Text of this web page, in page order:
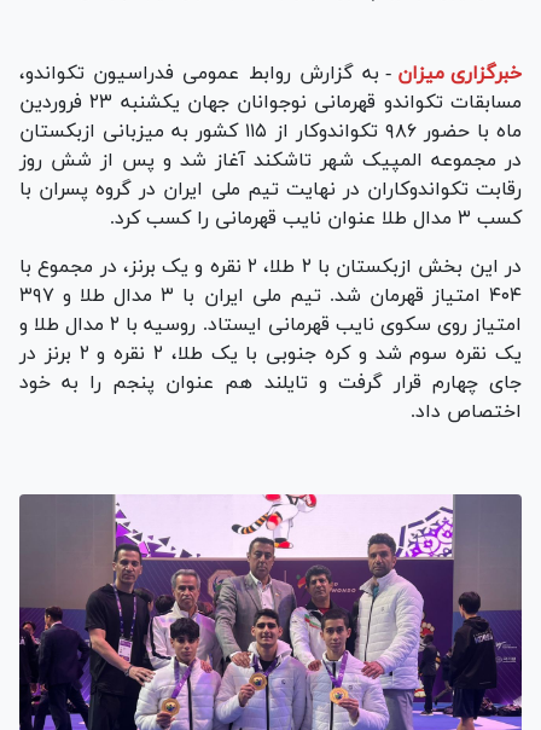
خبرگزاری میزان - به گزارش روابط عمومی فدراسیون تکواندو،
مسابقات تکواندو قهرمانی نوجوانان جهان یکشنبه ۲۳ فروردین
ماه با حضور ۹۸۶ تکواندوکار از ۱۱۵ کشور به میزبانی ازبکستان
در مجموعه المپیک شهر تاشکند آغاز شد و پس از شش روز
رقابت تکواندوکاران در نهایت تیم ملی ایران در گروه پسران با
کسب ۳ مدال طلا عنوان نایب قهرمانی را کسب کرد.
در این بخش ازبکستان با ۲ طلا، ۲ نقره و یک برنز، در مجموع با
۴۰۴ امتیاز قهرمان شد. تیم ملی ایران با ۳ مدال طلا و ۳۹۷
امتیاز روی سکوی نایب قهرمانی ایستاد. روسیه با ۲ مدال طلا و
یک نقره سوم شد و کره جنوبی با یک طلا، ۲ نقره و ۲ برنز در
جای چهارم قرار گرفت و تایلند هم عنوان پنجم را به خود
اختصاص داد.